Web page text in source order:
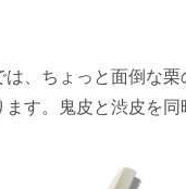
は、ちょっと面倒な
ます。鬼皮と渋皮を